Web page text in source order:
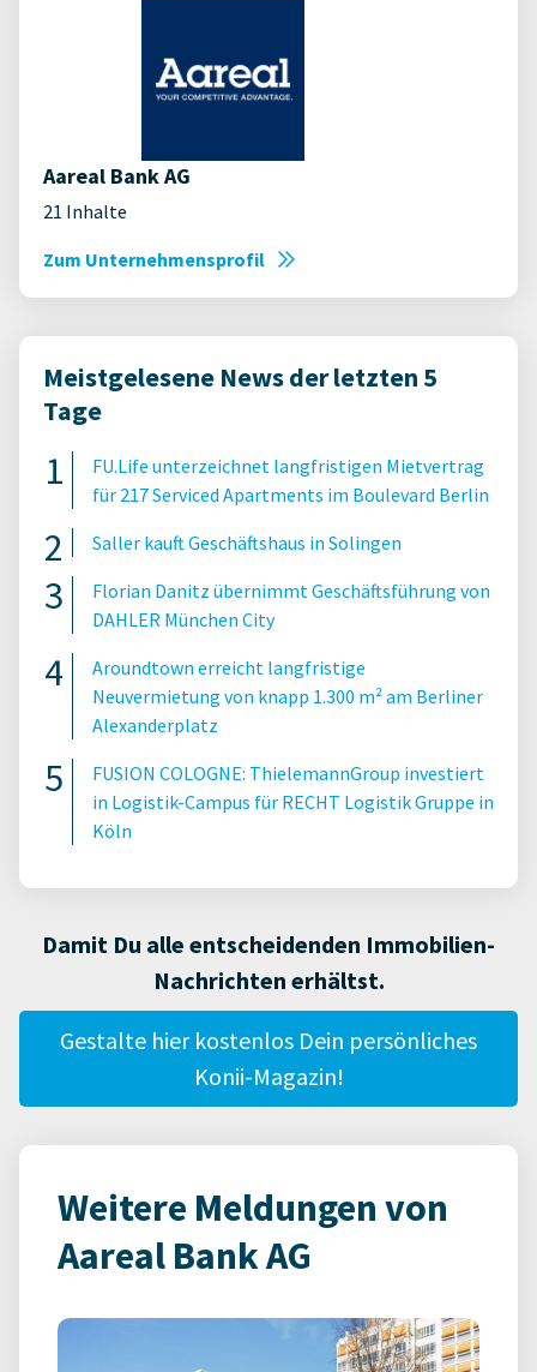
Aareal Bank AG
21 Inhalte
Zum Unternehmensprofil
Meistgelesene News der letzten 5
Tage
FU.Life unterzeichnet langfristigen Mietvertrag
für 217 Serviced Apartments im Boulevard Berlin
Saller kauft Geschäftshaus in Solingen
Florian Danitz übernimmt Geschäftsführung von
DAHLER München City
Aroundtown erreicht langfristige
Neuvermietung von knapp 1.300 m² am Berliner
Alexanderplatz
FUSION COLOGNE: ThielemannGroup investiert
in Logistik-Campus für RECHT Logistik Gruppe in
Köln
Damit Du alle entscheidenden Immobilien-
Nachrichten erhältst.
Gestalte hier kostenlos Dein persönliches
Konii-Magazin!
Weitere Meldungen von
Aareal Bank AG